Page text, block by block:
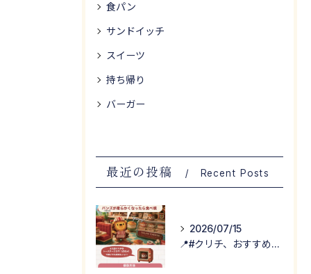
食パン
サンドイッチ
スイーツ
持ち帰り
バーガー
最近の投稿 Recent Posts
2026/07/15
📍#クリチ、おすすめの食べ方！